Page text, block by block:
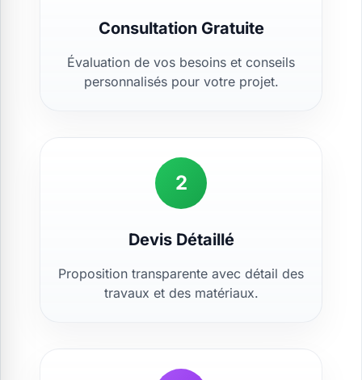
Consultation Gratuite
Évaluation de vos besoins et conseils
personnalisés pour votre projet.
2
Devis Détaillé
Proposition transparente avec détail des
travaux et des matériaux.